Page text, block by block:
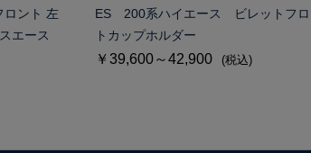
ント 左
エース
ES 200系ハイエース ビレットフ
トカップホルダー
￥39,600～42,900 (税込)